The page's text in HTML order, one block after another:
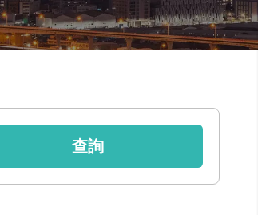
查詢